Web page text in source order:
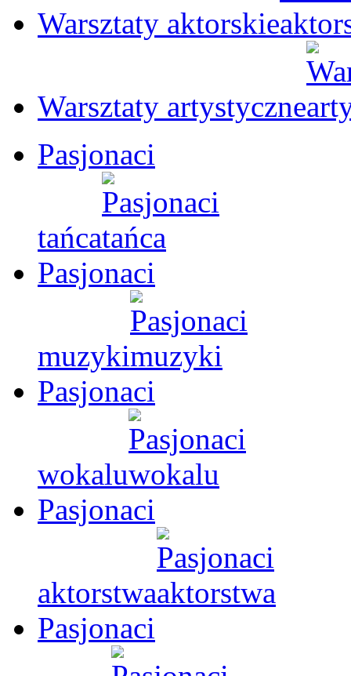
Warsztaty aktorskie
Warsztaty artystyczne
Pasjonaci
tańca
Pasjonaci
muzyki
Pasjonaci
wokalu
Pasjonaci
aktorstwa
Pasjonaci